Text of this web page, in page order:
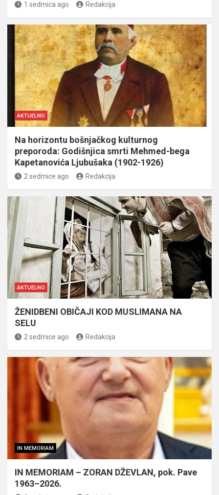
1 sedmica ago Redakcija
AKTUELNO
Na horizontu bošnjačkog kulturnog
preporoda: Godišnjica smrti Mehmed-bega
Kapetanovića Ljubušaka (1902-1926)
2 sedmice ago Redakcija
AKTUELNO
ŽENIDBENI OBIČAJI KOD MUSLIMANA NA
SELU
2 sedmice ago Redakcija
IN MEMORIAM
IN MEMORIAM – ZORAN DŽEVLAN, pok. Pave
1963–2026.